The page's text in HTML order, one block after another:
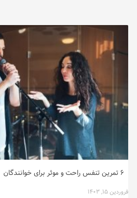
۶ تمرین تنفس راحت و موثر برای خوانندگان
فروردین ۱۵, ۱۴۰۳